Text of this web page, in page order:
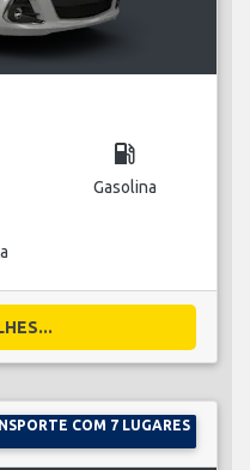
local_gas_station
Gasolina
COM 7 LUGARES